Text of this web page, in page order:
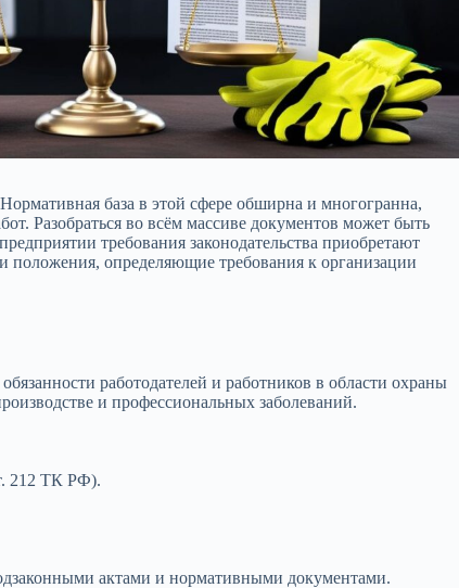
база в этой сфере обширна и многогранна,
Разобраться во всём массиве документов может быть
требования законодательства приобретают
определяющие требования к организации
работодателей и работников в области охраны
и профессиональных заболеваний.
212 ТК РФ).
актами и нормативными документами.